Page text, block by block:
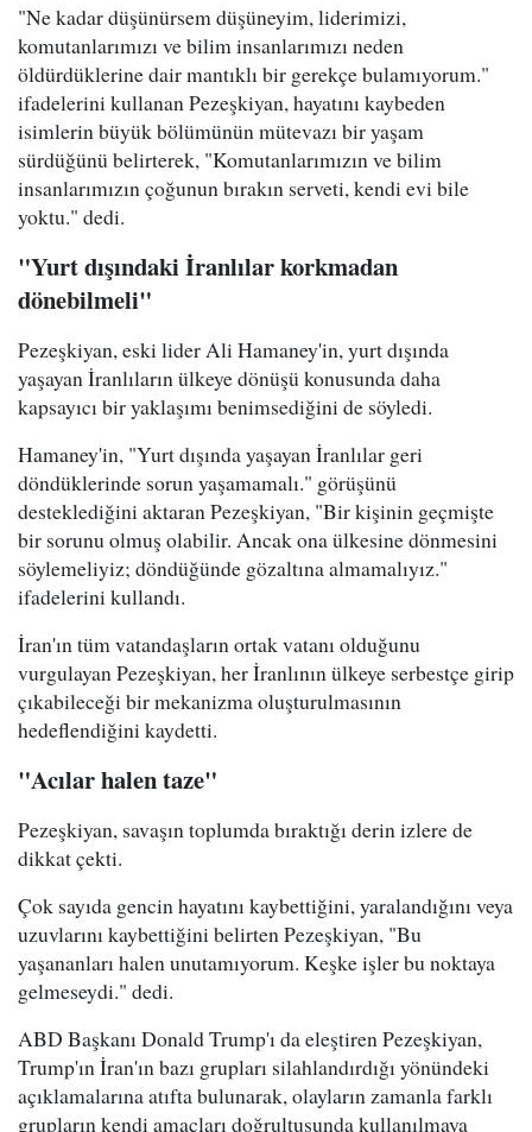
"Ne kadar düşünürsem düşüneyim, liderimizi,
komutanlarımızı ve bilim insanlarımızı neden
öldürdüklerine dair mantıklı bir gerekçe bulamıyorum."
ifadelerini kullanan Pezeşkiyan, hayatını kaybeden
isimlerin büyük bölümünün mütevazı bir yaşam
sürdüğünü belirterek, "Komutanlarımızın ve bilim
insanlarımızın çoğunun bırakın serveti, kendi evi bile
yoktu." dedi.
"Yurt dışındaki İranlılar korkmadan
dönebilmeli"
Pezeşkiyan, eski lider Ali Hamaney'in, yurt dışında
yaşayan İranlıların ülkeye dönüşü konusunda daha
kapsayıcı bir yaklaşımı benimsediğini de söyledi.
Hamaney'in, "Yurt dışında yaşayan İranlılar geri
döndüklerinde sorun yaşamamalı." görüşünü
desteklediğini aktaran Pezeşkiyan, "Bir kişinin geçmişte
bir sorunu olmuş olabilir. Ancak ona ülkesine dönmesini
söylemeliyiz; döndüğünde gözaltına almamalıyız."
ifadelerini kullandı.
İran'ın tüm vatandaşların ortak vatanı olduğunu
vurgulayan Pezeşkiyan, her İranlının ülkeye serbestçe girip
çıkabileceği bir mekanizma oluşturulmasının
hedeflendiğini kaydetti.
"Acılar halen taze"
Pezeşkiyan, savaşın toplumda bıraktığı derin izlere de
dikkat çekti.
Çok sayıda gencin hayatını kaybettiğini, yaralandığını veya
uzuvlarını kaybettiğini belirten Pezeşkiyan, "Bu
yaşananları halen unutamıyorum. Keşke işler bu noktaya
gelmeseydi." dedi.
ABD Başkanı Donald Trump'ı da eleştiren Pezeşkiyan,
Trump'ın İran'ın bazı grupları silahlandırdığı yönündeki
açıklamalarına atıfta bulunarak, olayların zamanla farklı
grupların kendi amaçları doğrultusunda kullanılmaya